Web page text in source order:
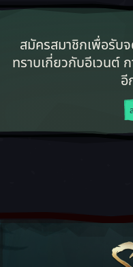
สมัครสมาชิกเพื่อรับ
ทราบเกี่ยวกับอีเวนต์
อี